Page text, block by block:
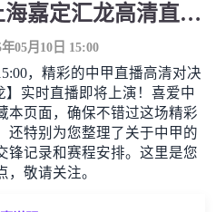
中甲 定南赣联VS上海嘉定汇龙高清直播免费观看
年05月10日 15:00
，精彩的中甲直播高清对决
】实时直播即将上演！喜爱中
本页面，确保不错过这场精彩
还特别为您整理了关于中甲的
锋记录和赛程安排。这里是您
敬请关注。